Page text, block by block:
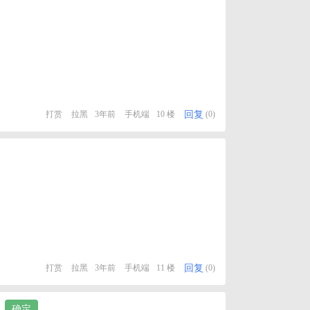
打赏 拉黑 3年前 手机端 10 楼 回复 (0)
打赏 拉黑 3年前 手机端 11 楼 回复 (0)